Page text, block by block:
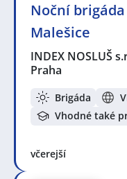
Noční
Malešice
INDEX NOSLUŠ
Praha
Brigáda
Vhodné také
včerejší